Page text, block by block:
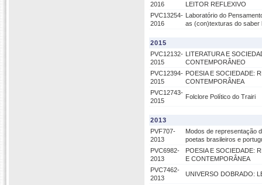
2016
LEITOR REFLEXIVO
PVC13254-
2016
Laboratório do
as (con)texturas do saber
2015
PVC12132-
2015
LITERATURA E
CONTEMPORÂNEO
PVC12394-
2015
POESIA E SOCIEDADE:
CONTEMPORÂNEA
PVC12743-
2015
Folclore Político do Trairi
2013
PVF707-
2013
Modos de representação
poetas brasileiros e
PVC6982-
2013
POESIA E SOCIEDADE:
E CONTEMPORÂNEA
PVC7462-
2013
UNIVERSO DOBRADO: